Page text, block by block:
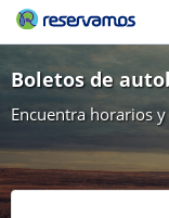
Boletos de
Encuentra horarios